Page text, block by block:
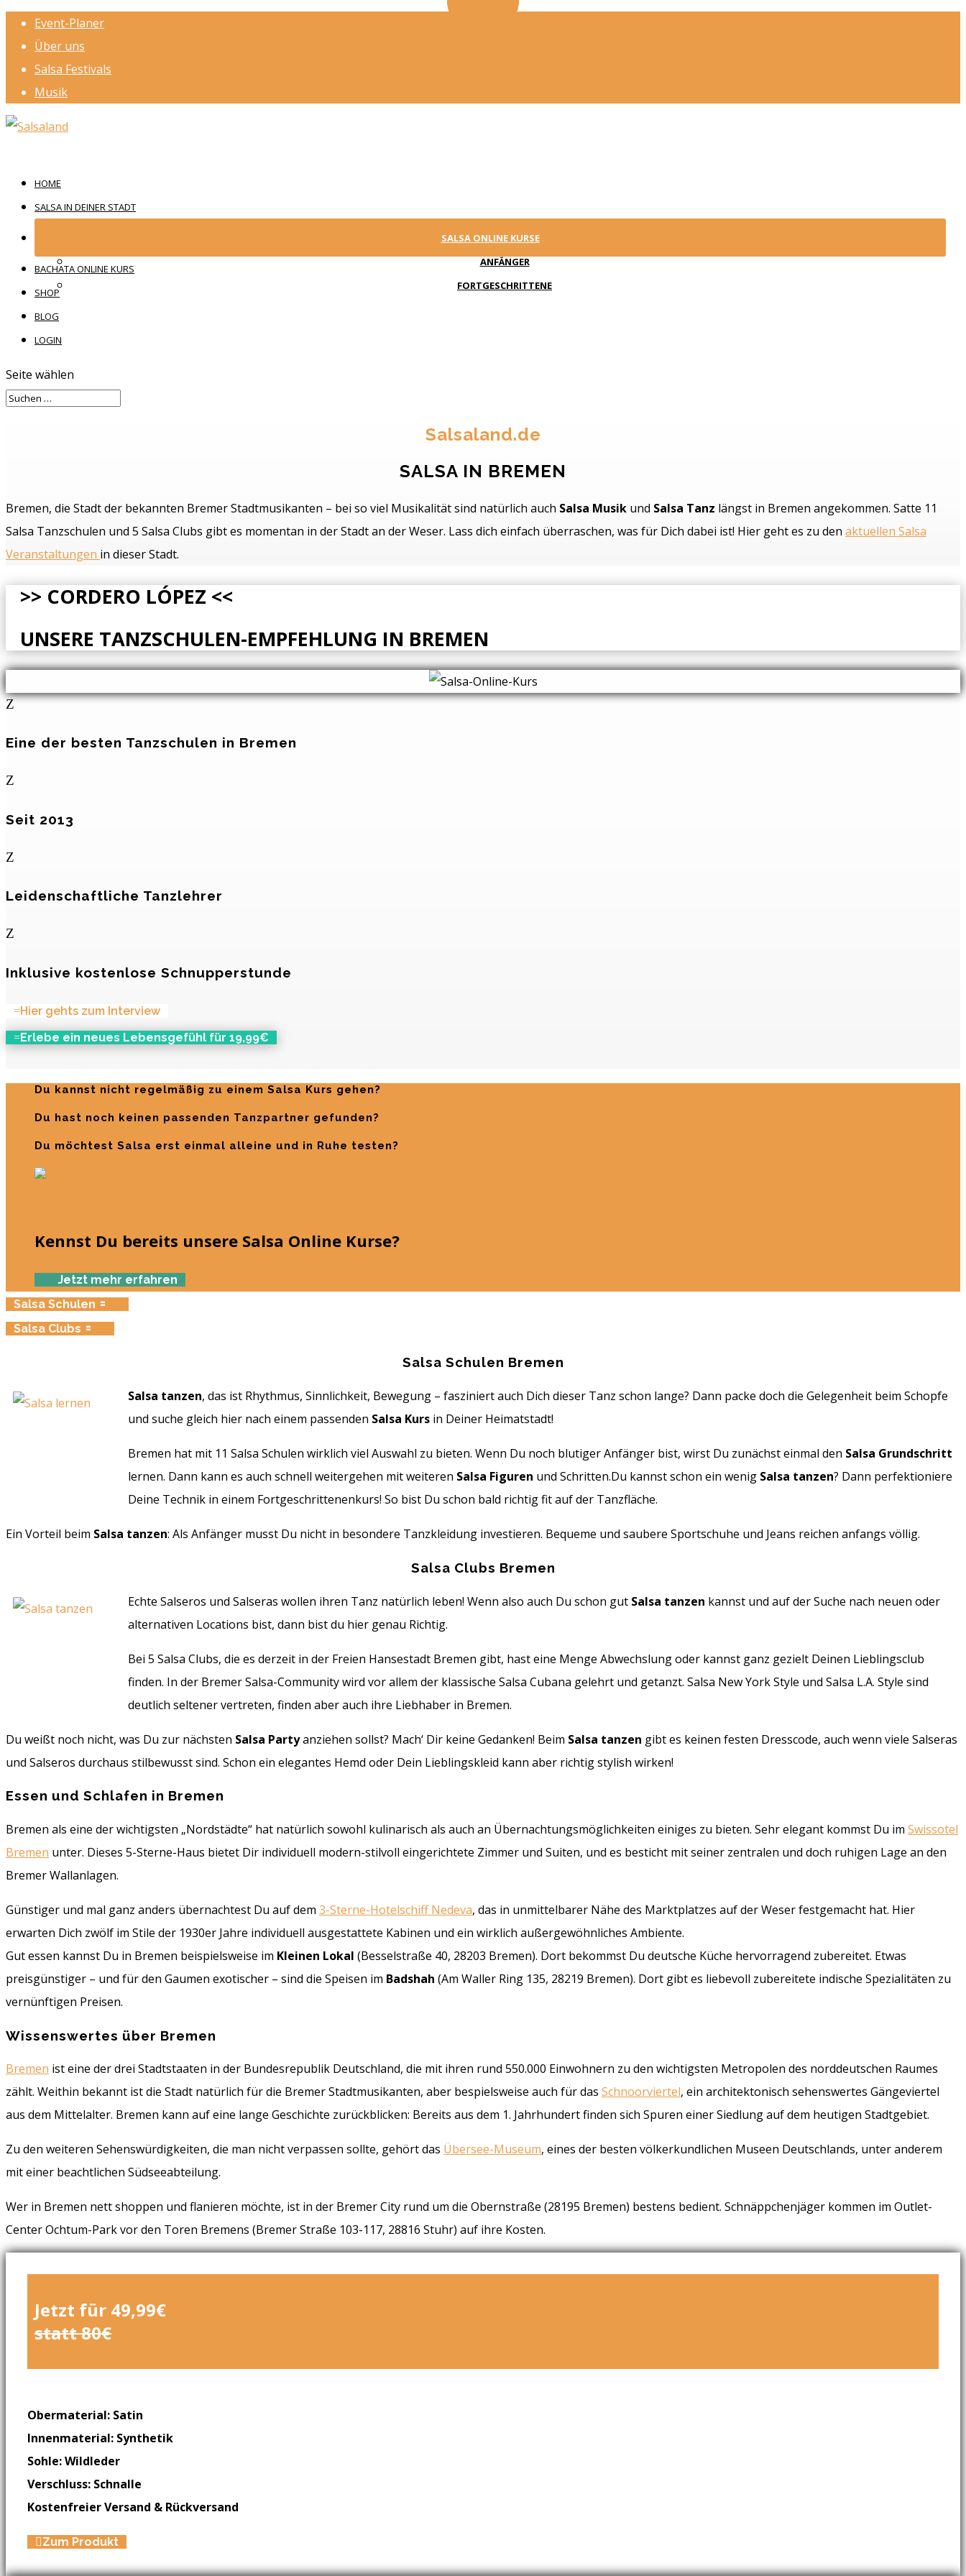
Event-Planer
Über uns
Salsa Festivals
Musik
HOME
SALSA IN DEINER STADT
SALSA ONLINE KURSE
ANFÄNGER
FORTGESCHRITTENE
BACHATA ONLINE KURS
SHOP
BLOG
LOGIN
Seite wählen
Salsaland.de
SALSA IN BREMEN
Bremen, die Stadt der bekannten Bremer Stadtmusikanten – bei so viel Musikalität sind natürlich auch Salsa Musik und Salsa Tanz längst in Bremen angekommen. Satte 11
Salsa Tanzschulen und 5 Salsa Clubs gibt es momentan in der Stadt an der Weser. Lass dich einfach überraschen, was für Dich dabei ist! Hier geht es zu den aktuellen Salsa
Veranstaltungen in dieser Stadt.
>> CORDERO LÓPEZ <<
UNSERE TANZSCHULEN-EMPFEHLUNG IN BREMEN
Z
Eine der besten Tanzschulen in Bremen
Z
Seit 2013
Z
Leidenschaftliche Tanzlehrer
Z
Inklusive kostenlose Schnupperstunde
Hier gehts zum Interview
Erlebe ein neues Lebensgefühl für 19,99€
Du kannst nicht regelmäßig zu einem Salsa Kurs gehen?
Du hast noch keinen passenden Tanzpartner gefunden?
Du möchtest Salsa erst einmal alleine und in Ruhe testen?
Kennst Du bereits unsere Salsa Online Kurse?
Jetzt mehr erfahren
Salsa Schulen
Salsa Clubs
Salsa Schulen Bremen
Salsa tanzen, das ist Rhythmus, Sinnlichkeit, Bewegung – fasziniert auch Dich dieser Tanz schon lange? Dann packe doch die Gelegenheit beim Schopfe
und suche gleich hier nach einem passenden Salsa Kurs in Deiner Heimatstadt!
Bremen hat mit 11 Salsa Schulen wirklich viel Auswahl zu bieten. Wenn Du noch blutiger Anfänger bist, wirst Du zunächst einmal den Salsa Grundschritt
lernen. Dann kann es auch schnell weitergehen mit weiteren Salsa Figuren und Schritten.Du kannst schon ein wenig Salsa tanzen? Dann perfektioniere
Deine Technik in einem Fortgeschrittenenkurs! So bist Du schon bald richtig fit auf der Tanzfläche.
Ein Vorteil beim Salsa tanzen: Als Anfänger musst Du nicht in besondere Tanzkleidung investieren. Bequeme und saubere Sportschuhe und Jeans reichen anfangs völlig.
Salsa Clubs Bremen
Echte Salseros und Salseras wollen ihren Tanz natürlich leben! Wenn also auch Du schon gut Salsa tanzen kannst und auf der Suche nach neuen oder
alternativen Locations bist, dann bist du hier genau Richtig.
Bei 5 Salsa Clubs, die es derzeit in der Freien Hansestadt Bremen gibt, hast eine Menge Abwechslung oder kannst ganz gezielt Deinen Lieblingsclub
finden. In der Bremer Salsa-Community wird vor allem der klassische Salsa Cubana gelehrt und getanzt. Salsa New York Style und Salsa L.A. Style sind
deutlich seltener vertreten, finden aber auch ihre Liebhaber in Bremen.
Du weißt noch nicht, was Du zur nächsten Salsa Partyanziehen sollst? Mach‘ Dir keine Gedanken! Beim Salsa tanzen gibt es keinen festen Dresscode, auch wenn viele Salseras
und Salseros durchaus stilbewusst sind. Schon ein elegantes Hemd oder Dein Lieblingskleid kann aber richtig stylish wirken!
Essen und Schlafen in Bremen
Bremen als eine der wichtigsten „Nordstädte“ hat natürlich sowohl kulinarisch als auch an Übernachtungsmöglichkeiten einiges zu bieten. Sehr elegant kommst Du im Swissotel
Bremen unter. Dieses 5-Sterne-Haus bietet Dir individuell modern-stilvoll eingerichtete Zimmer und Suiten, und es besticht mit seiner zentralen und doch ruhigen Lage an den
Bremer Wallanlagen.
Günstiger und mal ganz anders übernachtest Du auf dem 3-Sterne-Hotelschiff Nedeva, das in unmittelbarer Nähe des Marktplatzes auf der Weser festgemacht hat. Hier
erwarten Dich zwölf im Stile der 1930er Jahre individuell ausgestattete Kabinen und ein wirklich außergewöhnliches Ambiente.
Gut essen kannst Du in Bremen beispielsweise im Kleinen Lokal (Besselstraße 40, 28203 Bremen). Dort bekommst Du deutsche Küche hervorragend zubereitet. Etwas
preisgünstiger – und für den Gaumen exotischer – sind die Speisen im Badshah (Am Waller Ring 135, 28219 Bremen). Dort gibt es liebevoll zubereitete indische Spezialitäten zu
vernünftigen Preisen.
Wissenswertes über Bremen
Bremen ist eine der drei Stadtstaaten in der Bundesrepublik Deutschland, die mit ihren rund 550.000 Einwohnern zu den wichtigsten Metropolen des norddeutschen Raumes
zählt. Weithin bekannt ist die Stadt natürlich für die Bremer Stadtmusikanten, aber bespielsweise auch für das Schnoorviertel, ein architektonisch sehenswertes Gängeviertel
aus dem Mittelalter. Bremen kann auf eine lange Geschichte zurückblicken: Bereits aus dem 1. Jahrhundert finden sich Spuren einer Siedlung auf dem heutigen Stadtgebiet.
Zu den weiteren Sehenswürdigkeiten, die man nicht verpassen sollte, gehört das Übersee-Museum, eines der besten völkerkundlichen Museen Deutschlands, unter anderem
mit einer beachtlichen Südseeabteilung.
Wer in Bremen nett shoppen und flanieren möchte, ist in der Bremer City rund um die Obernstraße (28195 Bremen) bestens bedient. Schnäppchenjäger kommen im Outlet-
Center Ochtum-Park vor den Toren Bremens (Bremer Straße 103-117, 28816 Stuhr) auf ihre Kosten.
Jetzt für 49,99€
statt 80€
Obermaterial: Satin
Innenmaterial: Synthetik
Sohle: Wildleder
Verschluss: Schnalle
Kostenfreier Versand & Rückversand
Zum Produkt